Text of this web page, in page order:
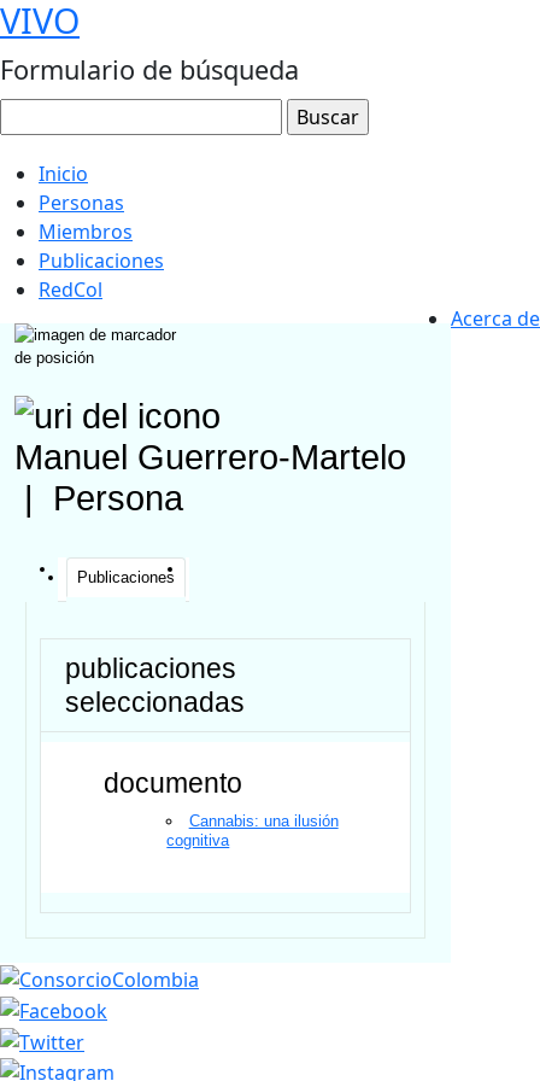
VIVO
Formulario de búsqueda
Inicio
Personas
Miembros
Publicaciones
RedCol
Acerca de
Manuel Guerrero-Martelo
Persona
Publicaciones
publicaciones
seleccionadas
documento
Cannabis: una ilusión
cognitiva